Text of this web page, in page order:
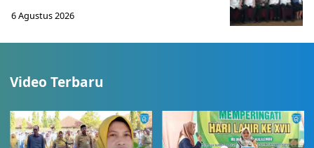
6 Agustus 2026
Video Terbaru